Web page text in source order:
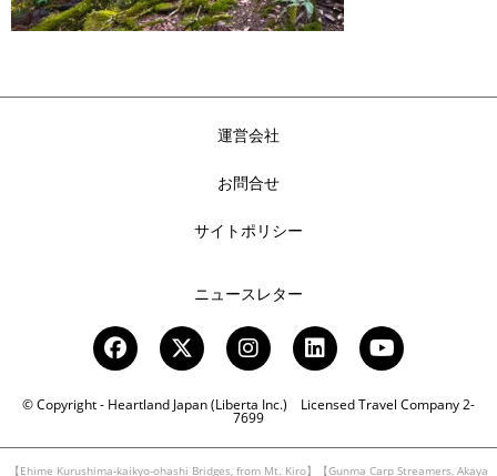
© Copyright - Heartland Japan (Liberta Inc.) Licensed Travel Company 2-
7699
運営会社
お問合せ
サイトポリシー
ニュースレター
【Ehime Kurushima-kaikyo-ohashi Bridges, from Mt. Kiro】【Gunma Carp Streamers, Akaya